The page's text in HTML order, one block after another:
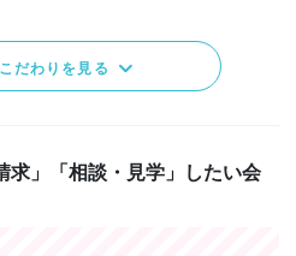
だわりを見る
求」「相談・見学」したい会